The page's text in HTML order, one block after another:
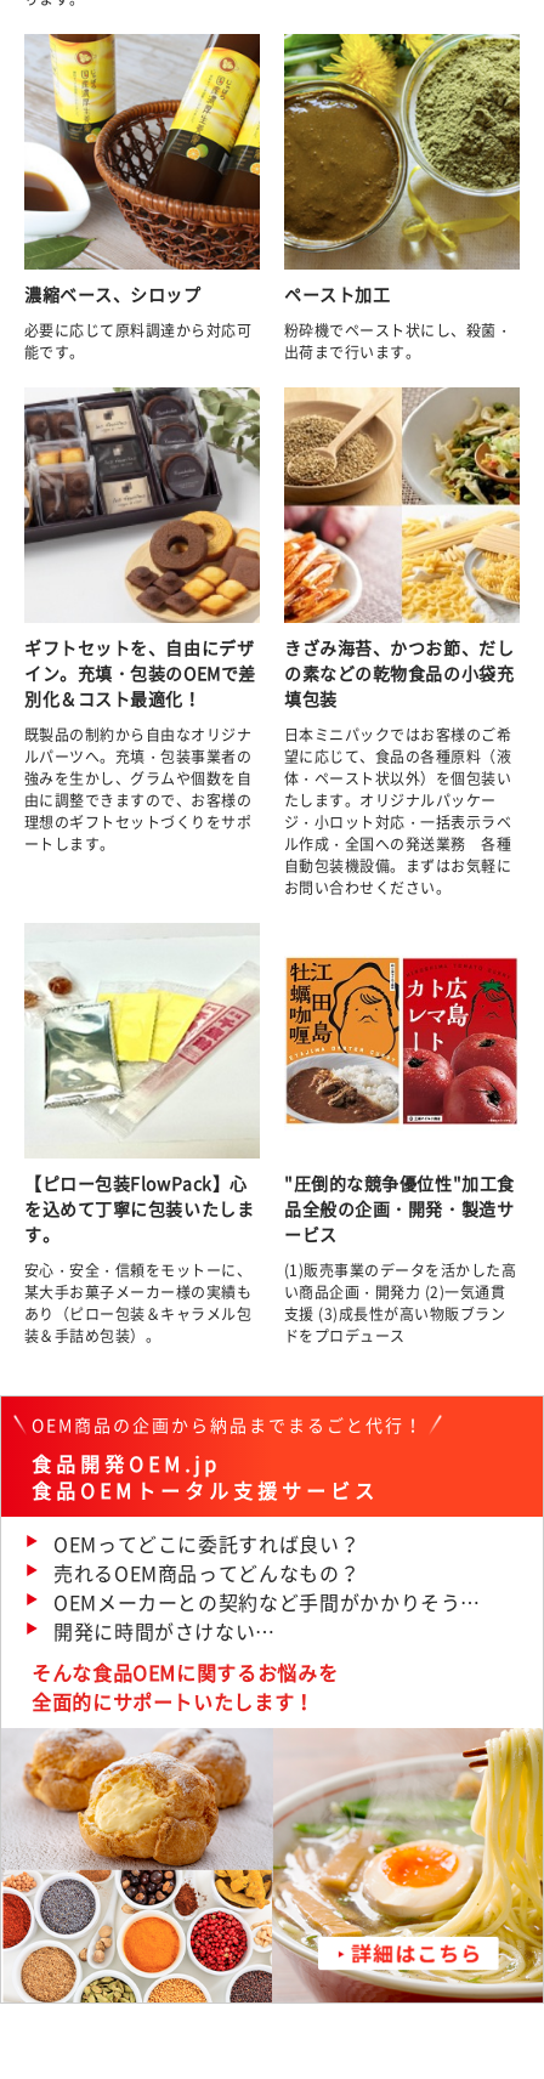
濃縮ベース、シロップ
必要に応じて原料調達から対応可
能です。
ペースト加工
粉砕機でペースト状にし、殺菌・
出荷まで行います。
ギフトセットを、自由にデザ
イン。充填・包装のOEMで差
別化＆コスト最適化！
既製品の制約から自由なオリジナ
ルパーツへ。充填・包装事業者の
強みを生かし、グラムや個数を自
由に調整できますので、お客様の
理想のギフトセットづくりをサポ
ートします。
きざみ海苔、かつお節、だし
の素などの乾物食品の小袋充
填包装
日本ミニパックではお客様のご希
望に応じて、食品の各種原料（液
体・ペースト状以外）を個包装い
たします。オリジナルパッケー
ジ・小ロット対応・一括表示ラベ
ル作成・全国への発送業務 各種
自動包装機設備。まずはお気軽に
お問い合わせください。
【ピロー包装FlowPack】心
を込めて丁寧に包装いたしま
す。
安心・安全・信頼をモットーに、
某大手お菓子メーカー様の実績も
あり（ピロー包装＆キャラメル包
装＆手詰め包装）。
"圧倒的な競争優位性"加工食
品全般の企画・開発・製造サ
ービス
(1)販売事業のデータを活かした高
い商品企画・開発力 (2)一気通貫
支援 (3)成長性が高い物販ブラン
ドをプロデュース
OEM商品の企画から納品までまるごと代行！
食品開発OEM.jp
食品OEMトータル支援サービス
OEMってどこに委託すれば良い？
売れるOEM商品ってどんなもの？
OEMメーカーとの契約など手間がかかりそう…
開発に時間がさけない…
そんな食品OEMに関するお悩みを
全面的にサポートいたします！